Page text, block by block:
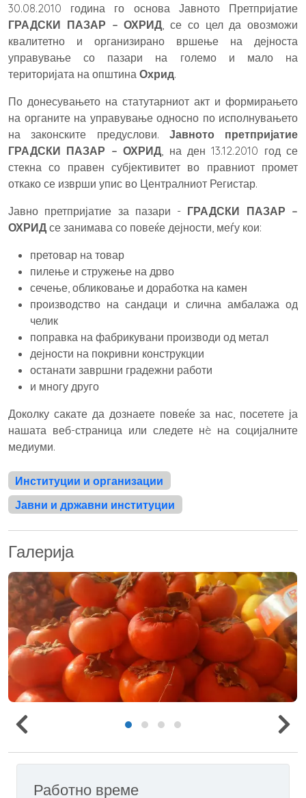
30.08.2010 година го основа Јавното Претпријатие
ГРАДСКИ ПАЗАР – ОХРИД , се со цел да овозможи
квалитетно и организирано вршење на дејноста
управување со пазари на големо и мало на
територијата на општина Охрид.
По донесувањето на статутарниот акт и формирањето
на органите на управување односно по исполнувањето
на законските предуслови. Јавното претпријатие
ГРАДСКИ ПАЗАР – ОХРИД , на ден 13.12.2010 год се
стекна со правен субјективитет во правниот промет
откако се изврши упис во Централниот Регистар.
Јавно претпријатие за пазари - ГРАДСКИ ПАЗАР –
ОХРИД се занимава со повеќе дејности, меѓу кои:
претовар на товар
пилење и стружење на дрво
сечење, обликовање и доработка на камен
производство на сандаци и слична амбалажа од
челик
поправка на фабрикувани производи од метал
дејности на покривни конструкции
останати завршни градежни работи
и многу друго
Доколку сакате да дознаете повеќе за нас, посетете ја
нашата веб-страница или следете нè на социјалните
медиуми.
Институции и организации
Јавни и државни институции
Галерија
Работно време